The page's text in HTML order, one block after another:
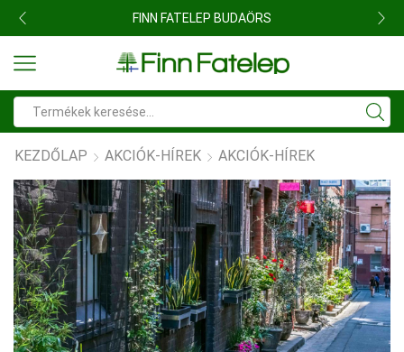
FINN FATELEP BUDAÖRS
input
KEZDŐLAP AKCIÓK-HÍREK AKCIÓK-HÍREK